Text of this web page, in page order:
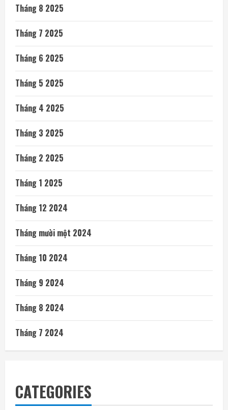
Tháng 8 2025
Tháng 7 2025
Tháng 6 2025
Tháng 5 2025
Tháng 4 2025
Tháng 3 2025
Tháng 2 2025
Tháng 1 2025
Tháng 12 2024
Tháng mười một 2024
Tháng 10 2024
Tháng 9 2024
Tháng 8 2024
Tháng 7 2024
CATEGORIES